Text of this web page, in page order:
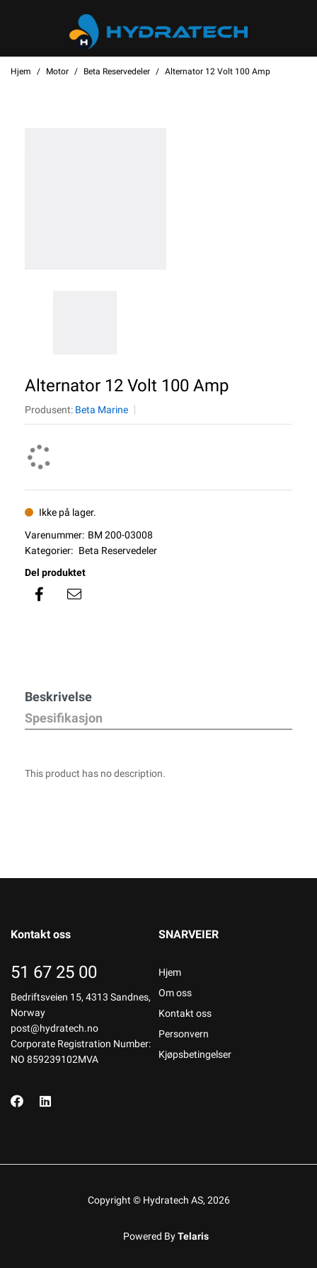
Hjem Motor Beta Reservedeler Alternator 12 Volt 100 Amp
Alternator 12 Volt 100 Amp
Produsent: Beta Marine
Ikke på lager.
Varenummer: BM 200-03008
Kategorier: Beta Reservedeler
Del produktet
Beskrivelse
Spesifikasjon
This product has no description.
Kontakt oss
51 67 25 00
Bedriftsveien 15, 4313 Sandnes,
Norway
post@hydratech.no
Corporate Registration Number:
NO 859239102MVA
SNARVEIER
Hjem
Om oss
Kontakt oss
Personvern
Kjøpsbetingelser
Copyright © Hydratech AS, 2026
Powered ByTelaris